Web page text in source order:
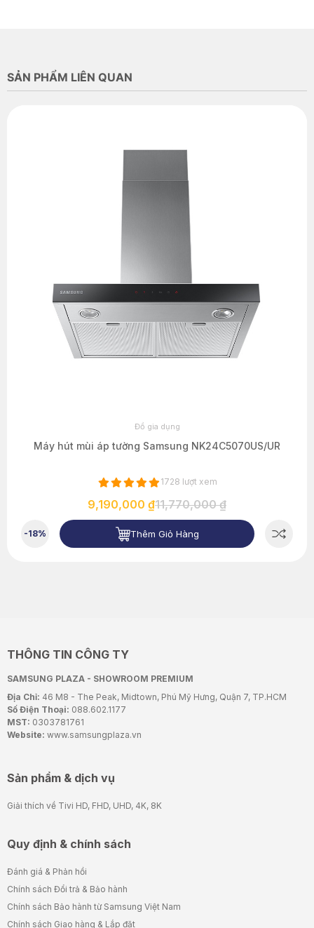
SẢN PHẨM LIÊN QUAN
Đồ gia dụng
Máy hút mùi áp tường Samsung NK24C5070US/UR
1728 lượt xem
9,190,000 ₫11,770,000 ₫
-18% Thêm Giỏ Hàng
THÔNG TIN CÔNG TY
SAMSUNG PLAZA - SHOWROOM PREMIUM
Địa Chỉ: 46 M8 - The Peak, Midtown, Phú Mỹ Hưng, Quận 7, TP.HCM
Số Điện Thoại: 088.602.1177
MST: 0303781761
Website: www.samsungplaza.vn
Sản phẩm & dịch vụ
Giải thích về Tivi HD, FHD, UHD, 4K, 8K
Quy định & chính sách
Đánh giá & Phản hồi
Chính sách Đổi trả & Bảo hành
Chính sách Bảo hành từ Samsung Việt Nam
Chính sách Giao hàng & Lắp đặt